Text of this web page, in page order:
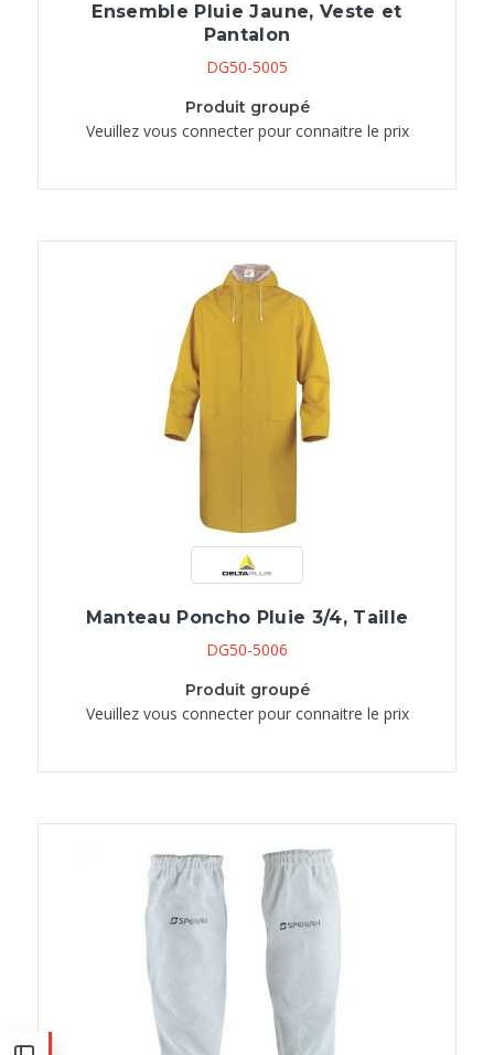
Ensemble Pluie Jaune, Veste et
Pantalon
DG50-5005
Produit groupé
Veuillez vous connecter pour connaitre le prix
Manteau Poncho Pluie 3/4, Taille
DG50-5006
Produit groupé
Veuillez vous connecter pour connaitre le prix